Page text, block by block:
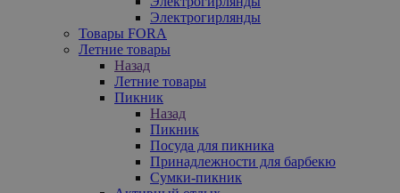
Электрогирлянды
Товары FORA
Летние товары
Назад
Летние товары
Пикник
Назад
Пикник
Посуда для пикника
Принадлежности для барбекю
Сумки-пикник